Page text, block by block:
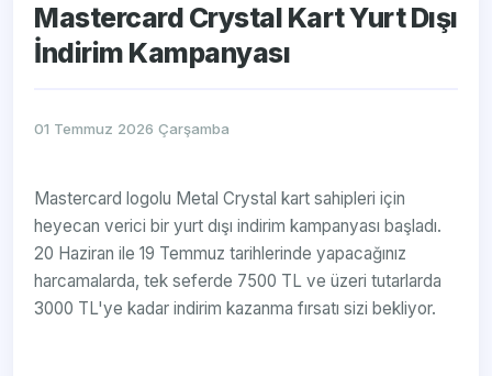
Mastercard Crystal Kart Yurt Dışı
İndirim Kampanyası
01 Temmuz 2026 Çarşamba
Mastercard logolu Metal Crystal kart sahipleri için
heyecan verici bir yurt dışı indirim kampanyası başladı.
20 Haziran ile 19 Temmuz tarihlerinde yapacağınız
harcamalarda, tek seferde 7500 TL ve üzeri tutarlarda
3000 TL'ye kadar indirim kazanma fırsatı sizi bekliyor.